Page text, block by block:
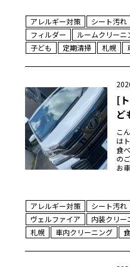
アレルギー対策 シート汚れ
フィルダー
ルームクリーニ
子ども
定期清掃 札幌
[
ど
こ
は
食
の
お
アレルギー対策 シート汚れ
ヴェルファイア
内装クリー
札幌
車内クリーニング